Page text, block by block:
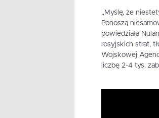
„Myślę, że
Ponoszą
powiedziała
rosyjskich strat,
Wojskowej
liczbę 2-4 tys.